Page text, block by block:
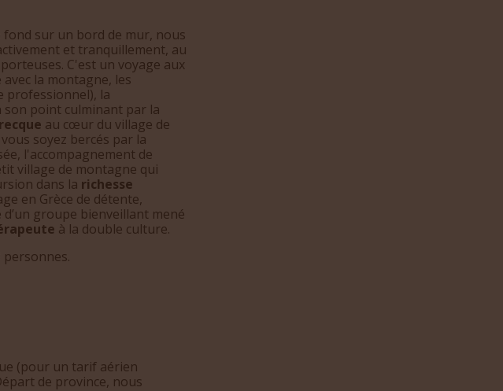
sur un bord de mur, nous
et tranquillement, au
C'est un voyage aux
la montagne, les
professionnel), la
point culminant par la
au cœur du village de
soyez bercés par la
l'accompagnement de
village de montagne qui
dans la richesse
en Grèce de détente,
groupe bienveillant mené
à la double culture.
(pour un tarif aérien
de province, nous